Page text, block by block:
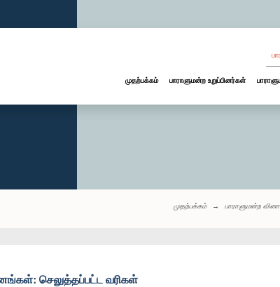
முதற்பக்கம் பாராளுமன்ற உறுப்பினர்கள்
முதற்பக்கம் பாராளுமன்ற
செலுத்தப்பட்ட வரிகள்